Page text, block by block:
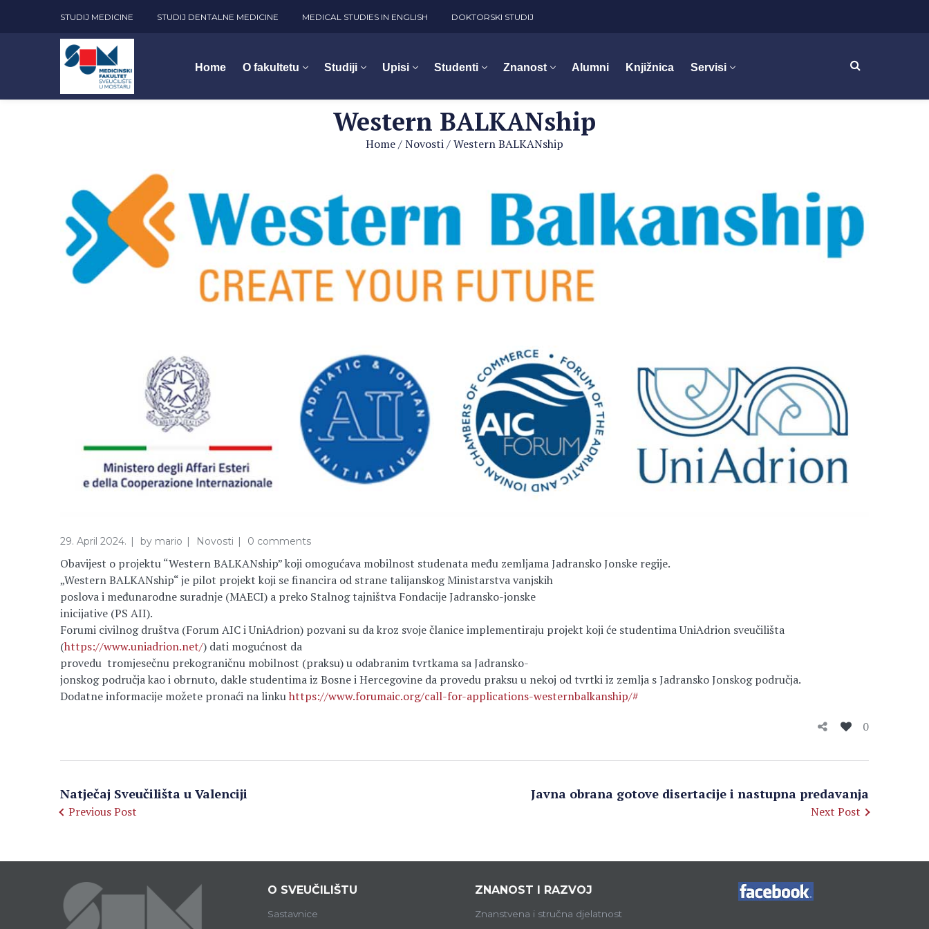
STUDIJ MEDICINE STUDIJ DENTALNE MEDICINE MEDICAL STUDIES IN ENGLISH DOKTORSKI STUDIJ
Home O fakultetu Studiji Upisi Studenti Znanost Alumni Knjižnica Servisi
Western BALKANship
Home/Novosti/Western BALKANship
29. April 2024. by mario Novosti 0 comments
Obavijest o projektu “Western BALKANship” koji omogućava mobilnost studenata među zemljama Jadransko Jonske regije.
„Western BALKANship“ je pilot projekt koji se financira od strane talijanskog Ministarstva vanjskih
poslova i međunarodne suradnje (MAECI) a preko Stalnog tajništva Fondacije Jadransko-jonske
inicijative (PS AII).
Forumi civilnog društva (Forum AIC i UniAdrion) pozvani su da kroz svoje članice implementiraju projekt koji će studentima UniAdrion sveučilišta
(https://www.uniadrion.net/) dati mogućnost da
provedu tromjesečnu prekograničnu mobilnost (praksu) u odabranim tvrtkama sa Jadransko-
jonskog područja kao i obrnuto, dakle studentima iz Bosne i Hercegovine da provedu praksu u nekoj od tvrtki iz zemlja s Jadransko Jonskog područja.
Dodatne informacije možete pronaći na linkuhttps://www.forumaic.org/call-for-applications-westernbalkanship/#
0
Natječaj Sveučilišta u Valenciji
Previous Post
Javna obrana gotove disertacije i nastupna predavanja
Next Post
O SVEUČILIŠTU
Sastavnice
ZNANOST I RAZVOJ
Znanstvena i stručna djelatnost